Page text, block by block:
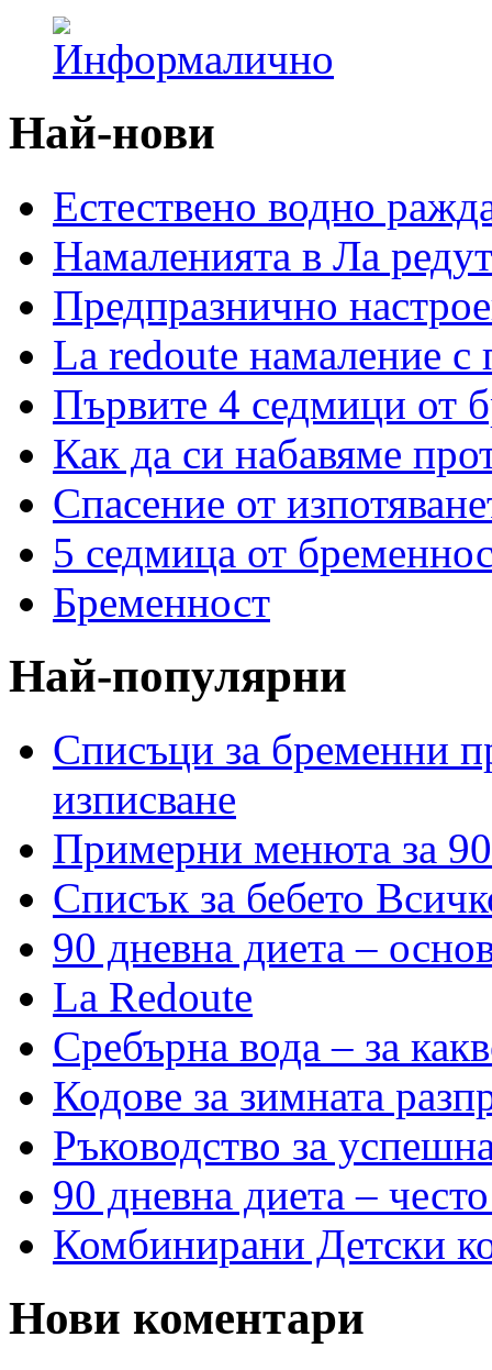
Най-нови
Естествено водно
Намаленията в Ла
Предпразнично
La redoute намаление с
Първите 4 седмици от
Как да си набавяме
Спасение от
5 седмица от
Бременност
Най-популярни
Списъци за бременни
изписване
Примерни менюта за 90
Списък за бебето
90 дневна диета –
La Redoute
Сребърна вода – за
Кодове за зимната
Ръководство за
90 дневна диета –
Комбинирани Детски
Нови коментари